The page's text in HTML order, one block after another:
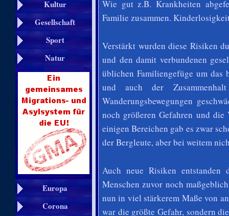
Kultur
Gesellschaft
Sport
Natur
Europa
Corona
Wie gut z.B. Krankheiten
Familie zusammen.
Verstärkt wurden diese Risiken
und den damit verbundenen
üblichen Familiengefüge um das
und auch der
Wanderungsbewegungen
noch größeren Gefahren und
einigen Bereichen gab es zwar
der Bergleute, aber bei weitem
Auch neue Risiken entstanden
Menschen zuvor noch
nun in viel stärkerem Maße von
war die größte Gefahr, sondern